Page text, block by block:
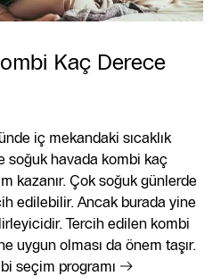
Kaç Derece
iç mekandaki sıcaklık
soğuk havada kombi kaç
kazanır. Çok soğuk günlerde
edilebilir. Ancak burada yine
Tercih edilen kombi
uygun olması da önem taşır.
seçim programı